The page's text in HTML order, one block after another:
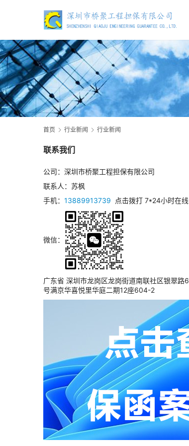
首页 行业新闻 行业新闻
联系我们
公司：深圳市桥聚工程担保有限公司
联系人：苏枫
手机： 13889913739 点击拨打 7*24小时在线
微信：
广东省 深圳市龙岗区龙岗街道南联社区银翠路6
号满京华喜悦里华庭二期12座604-2